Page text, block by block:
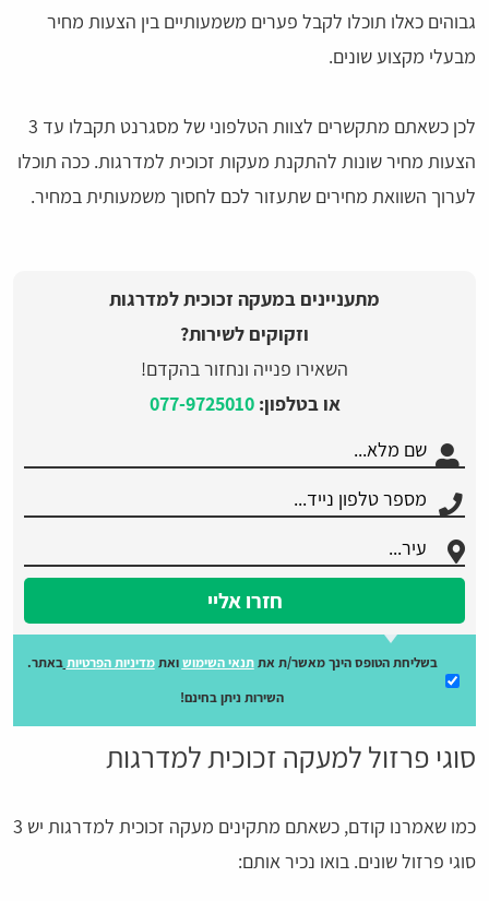
גבוהים כאלו תוכלו לקבל פערים משמעותיים בין הצעות מחיר
מבעלי מקצוע שונים.
לכן כשאתם מתקשרים לצוות הטלפוני של מסגרנט תקבלו עד 3
הצעות מחיר שונות להתקנת מעקות זכוכית למדרגות. ככה תוכלו
לערוך השוואת מחירים שתעזור לכם לחסוך משמעותית במחיר.
מתעניינים במעקה זכוכית למדרגות
וזקוקים לשירות?
השאירו פנייה ונחזור בהקדם!
או בטלפון:077-9725010
חזרו אליי
בשליחת הטופס הינך מאשר/ת אתתנאי השימושואתמדיניות הפרטיות באתר.
השירות ניתן בחינם!
סוגי פרזול למעקה זכוכית למדרגות
כמו שאמרנו קודם, כשאתם מתקינים מעקה זכוכית למדרגות יש 3
סוגי פרזול שונים. בואו נכיר אותם: